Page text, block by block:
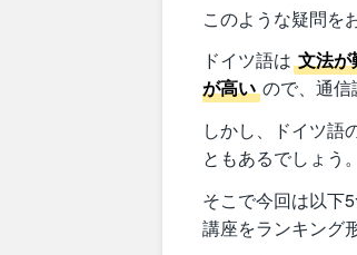
このような疑問を
ドイツ語は 文法が
が高い ので、通信
しかし、ドイツ語
ともあるでしょう。
そこで今回は以下
講座をランキング